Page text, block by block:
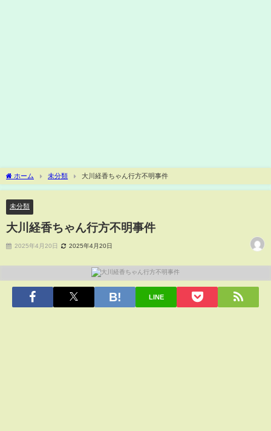
ホーム 未分類 大川経香ちゃん行方不明事件
未分類
大川経香ちゃん行方不明事件
2025年4月20日 2025年4月20日
LINE